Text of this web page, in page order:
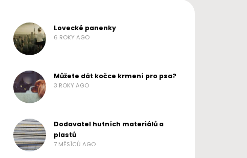
Lovecké panenky
6 ROKY AGO
Můžete dát kočce krmení pro psa?
3 ROKY AGO
Dodavatel hutních materiálů a
plastů
7 MĚSÍCŮ AGO